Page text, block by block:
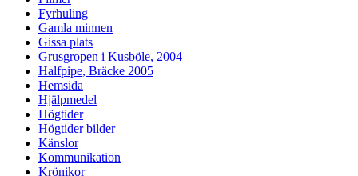
Fyrhuling
Gamla minnen
Gissa plats
Grusgropen i Kusböle, 2004
Halfpipe, Bräcke 2005
Hemsida
Hjälpmedel
Högtider
Högtider bilder
Känslor
Kommunikation
Krönikor